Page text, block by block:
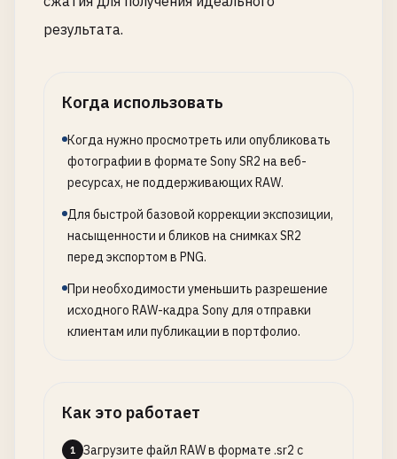
результата.
Когда использовать
Когда нужно просмотреть или опубликовать
фотографии в формате Sony SR2 на веб-
ресурсах, не поддерживающих RAW.
Для быстрой базовой коррекции экспозиции,
насыщенности и бликов на снимках SR2
перед экспортом в PNG.
При необходимости уменьшить разрешение
исходного RAW-кадра Sony для отправки
клиентам или публикации в портфолио.
Как это работает
1
Загрузите файл RAW в формате .sr2 с